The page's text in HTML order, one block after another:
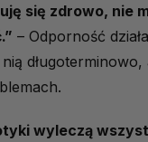
się zdrowo, nie
– Odporność
wyleczą